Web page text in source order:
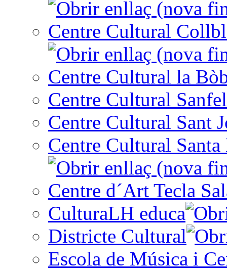
Centre Cultural
Centre Cultural la
Centre Cultural
Centre Cultural Sant
Centre Cultural
Centre d´Art Tecla
CulturaLH educa
Districte Cultural
Escola de Música i